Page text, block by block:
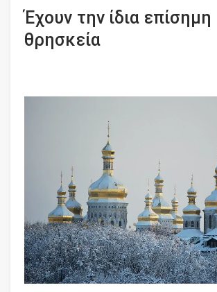
Έχουν την ίδια επίσημη
θρησκεία